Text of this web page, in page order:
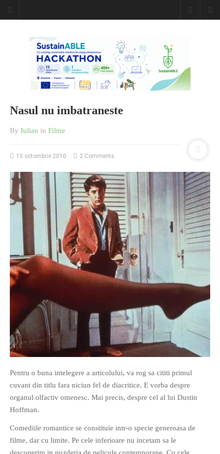
Nasul nu imbatraneste
By Iulian in Filme
15 octombrie 2010 2 Comments
Pentru o buna intelegere a articolului, va rog sa cititi primul
cuvant din titlu fara niciun fel de diacritice. E vorba despre
organul olfactiv omenesc. Mai precis, despre cel al lui Dustin
Hoffman.
Comediile romantice se constituie intr-o specie generoasa de
filme, dar cu limite. Pe cele inferioare nu incetam sa le